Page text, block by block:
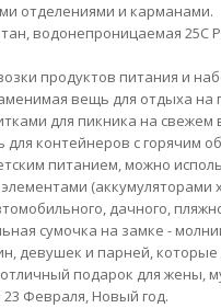
отделениями и карманами.
водонепроницаемая 25C
продуктов питания и
вещь для отдыха
для пикника на свежем
контейнеров с горячим
питанием, можно
(аккумуляторами
дачного,
сумочка на замке -
девушек и парней,
подарок для жены,
Февраля, Новый год.